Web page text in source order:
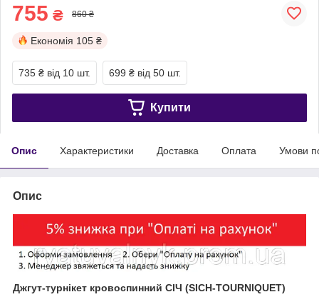
755 ₴ 860 ₴
Економія 105 ₴
735 ₴ від 10 шт. 699 ₴ від 50 шт.
Купити
Опис Характеристики Доставка Оплата Умови
Опис
Джгут-турнікет кровоспинний СІЧ (SICH-TOURNIQUET)